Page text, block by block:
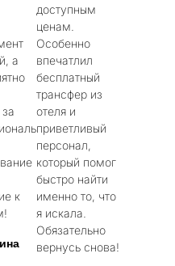
а
к
доступным
ценам.
Особенно
впечатлил
бесплатный
трансфер из
отеля и
приветливый
персонал,
который помог
быстро найти
именно то, что
я искала.
Обязательно
вернусь снова!